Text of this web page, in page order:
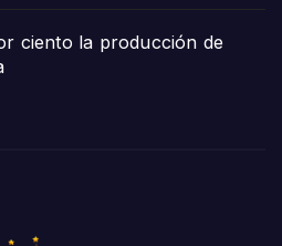
ciento la producción de